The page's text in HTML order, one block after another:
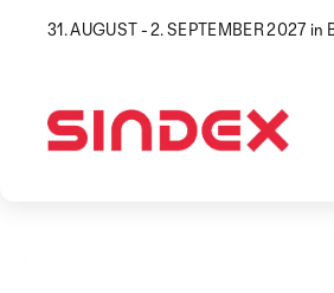
31. AUGUST - 2. SEPTEMBER 2027 in